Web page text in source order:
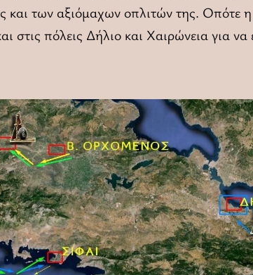
των αξιόμαχων οπλιτών της. Οπότε
στις πόλεις Δήλιο και Χαιρώνεια για να